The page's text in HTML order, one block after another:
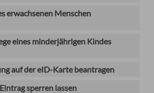
erwachsenen Menschen
eines minderjährigen Kindes
auf der eID-Karte beantragen
sperren lassen